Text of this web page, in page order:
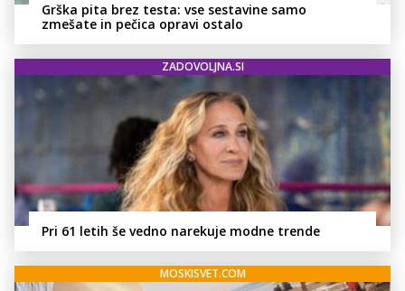
Grška pita brez testa: vse sestavine samo
zmešate in pečica opravi ostalo
ZADOVOLJNA.SI
Pri 61 letih še vedno narekuje modne trende
MOSKISVET.COM